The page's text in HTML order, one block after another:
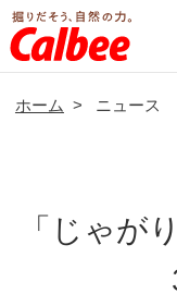
ホーム > ニュース
「じゃが